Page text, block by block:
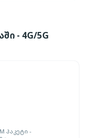
- 4G/5G
პაკეტი -